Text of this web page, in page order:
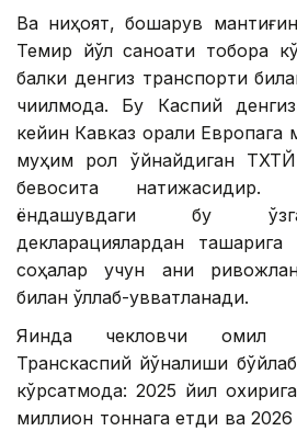
Ва ниҳоят, бошқарув
Темир йўл саноати тобора
балки денгиз транспорти
чиқилмоқда. Бу Каспий
кейин Кавказ орқали
муҳим рол ўйнайдиган
бевосита натижасидир.
ёндашувдаги бу
декларациялардан
соҳалар учун аниқ
билан қўллаб-қувватланади.
Яқинда чекловчи омил
Транскаспий йўналиши
кўрсатмоқда: 2025 йил
миллион тоннага етди ва